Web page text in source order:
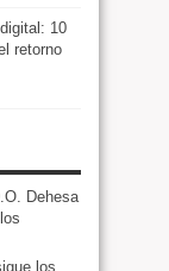
10
retorno
Dehesa
los